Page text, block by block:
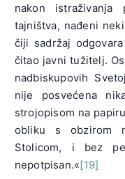
nakon istraživanja
tajništva, nađeni
čiji sadržaj
čitao javni tužitelj.
nadbiskupovih
nije posvećena
strojopisom na
obliku s obzirom
Stolicom, i bez
nepotpisan.«[19]